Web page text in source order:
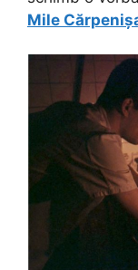
Mile